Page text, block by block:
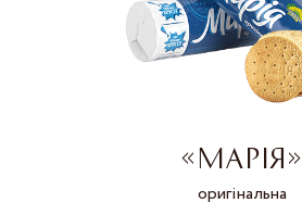
«МАРІЯ»
оригінальна